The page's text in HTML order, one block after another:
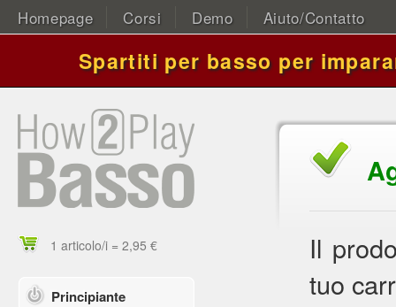
Homepage Corsi Demo Aiuto/Contatto
Spartiti per basso per
1 articolo/i = 2,95 €
Principiante
Il
tuo